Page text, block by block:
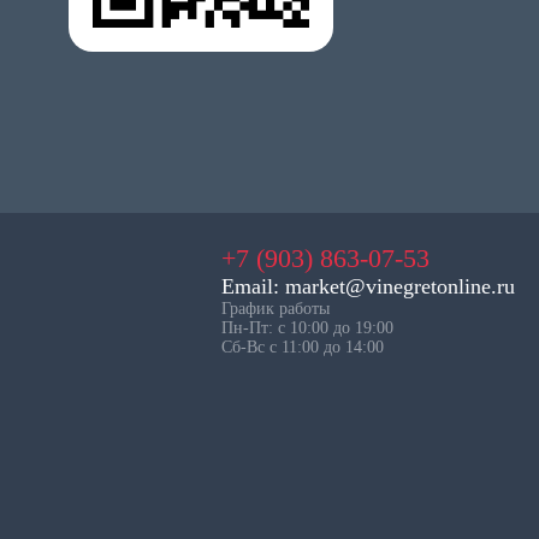
+7 (903) 863-07-53
Email: market@vinegretonline.ru
График работы
Пн-Пт: с 10:00 до 19:00
Сб-Вс с 11:00 до 14:00